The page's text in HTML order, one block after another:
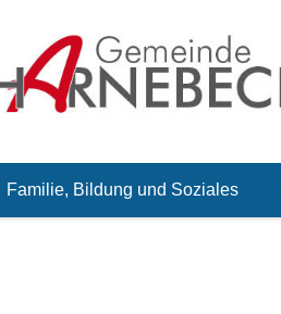
Familie, Bildung und Soziales